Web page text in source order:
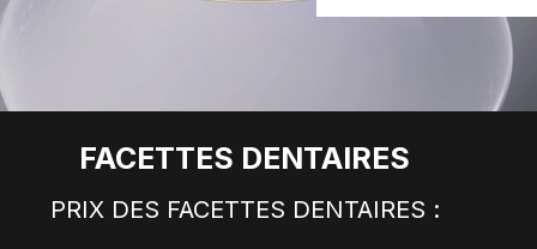
FACETTES DENTAIRES
PRIX DES FACETTES DENTAIRES :